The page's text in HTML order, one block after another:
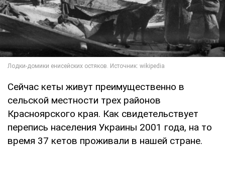
Сейчас кеты живут преимущественно в
сельской местности трех районов
Красноярского края. Как свидетельствует
перепись населения Украины 2001 года, на то
время 37 кетов проживали в нашей стране.